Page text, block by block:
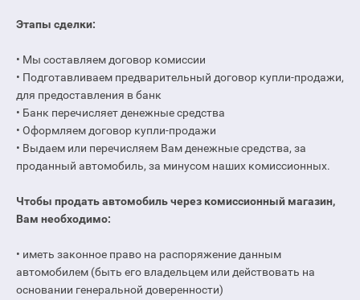
Этапы сделки:
• Мы составляем договор комиссии
• Подготавливаем предварительный договор купли-продажи,
для предоставления в банк
• Банк перечисляет денежные средства
• Оформляем договор купли-продажи
• Выдаем или перечисляем Вам денежные средства, за
проданный автомобиль, за минусом наших комиссионных.
Чтобы продать автомобиль через комиссионный магазин,
Вам необходимо:
• иметь законное право на распоряжение данным
автомобилем (быть его владельцем или действовать на
основании генеральной доверенности)